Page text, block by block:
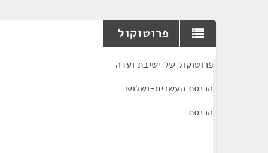
פרוטוקול
פרוטוקול של ישיבת ועדה
הכנסת העשרים-ושלוש
הכנסת